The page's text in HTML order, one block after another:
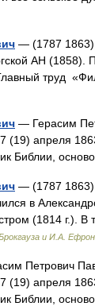
— (1787 1863),
АН (1858).
труд
— Герасим
(19) апреля
Библии,
— (1787 1863)
в
(1814 г.).
и И.А.
Петрович
(19) апреля
Библии,